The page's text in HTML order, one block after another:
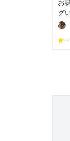
お
グ
-